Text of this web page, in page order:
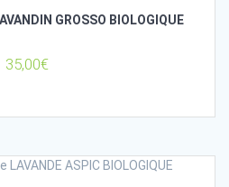
GROSSO BIOLOGIQUE
35,00€